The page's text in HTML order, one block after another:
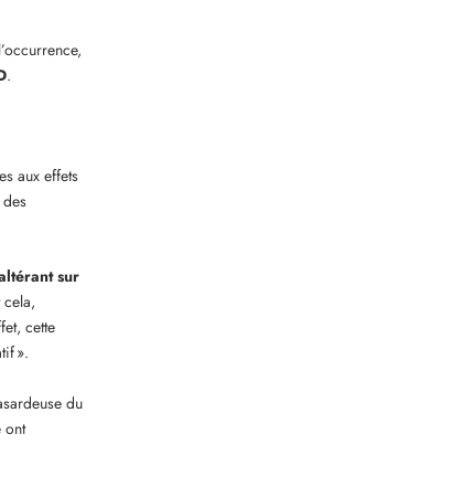
.
aux effets
sur
cela,
cette
».
du
ont